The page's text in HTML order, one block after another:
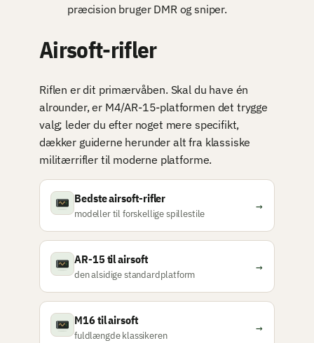
præcision bruger DMR og sniper.
Airsoft-rifler
Riflen er dit primærvåben. Skal du have én
alrounder, er M4/AR-15-platformen det trygge
valg; leder du efter noget mere specifikt,
dækker guiderne herunder alt fra klassiske
militærrifler til moderne platforme.
Bedste airsoft-rifler
modeller til forskellige spillestile
→
AR-15 til airsoft
den alsidige standardplatform
→
M16 til airsoft
fuldlængde klassikeren
→